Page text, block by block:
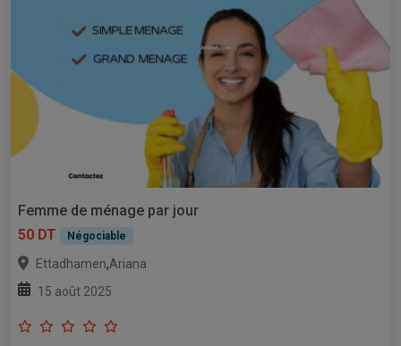
Femme de ménage par jour
50 DT
Négociable
Ettadhamen,Ariana
15 août 2025